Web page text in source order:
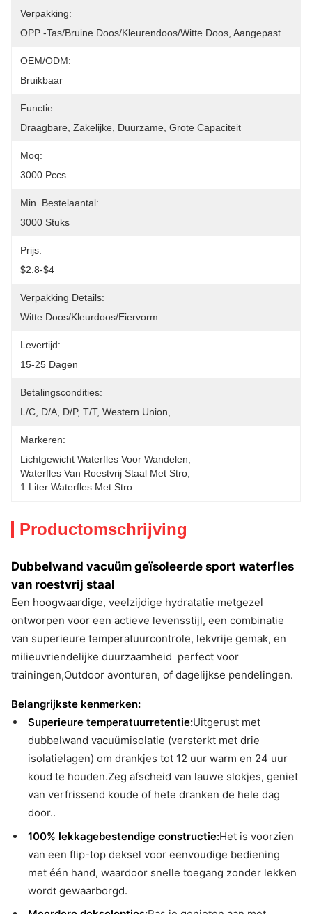
Verpakking:
OPP -tas/bruine Doos/kleurendoos/witte Doos, Aangepast
OEM/ODM:
Bruikbaar
Functie:
Draagbare, Zakelijke, Duurzame, Grote Capaciteit
Moq:
3000 Pccs
Min. Bestelaantal:
3000 Stuks
Prijs:
$2.8-$4
Verpakking Details:
Witte Doos/kleurdoos/eiervorm
Levertijd:
15-25 Dagen
Betalingscondities:
L/C, D/A, D/P, T/T, Western Union,
Markeren:
Lichtgewicht Waterfles Voor Wandelen
Waterfles Van Roestvrij Staal Met Stro
1 Liter Waterfles Met Stro
Productomschrijving
Dubbelwand vacuüm geïsoleerde sport waterfles
van roestvrij staal
Een hoogwaardige, veelzijdige hydratatie metgezel
ontworpen voor een actieve levensstijl, een combinatie
van superieure temperatuurcontrole, lekvrije gemak, en
milieuvriendelijke duurzaamheid  perfect voor
trainingen,Outdoor avonturen, of dagelijkse pendelingen.
Belangrijkste kenmerken:
Superieure temperatuurretentie:Uitgerust met
dubbelwand vacuümisolatie (versterkt met drie
isolatielagen) om drankjes tot 12 uur warm en 24 uur
koud te houden.Zeg afscheid van lauwe slokjes, geniet
van verfrissend koude of hete dranken de hele dag
door..
100% lekkagebestendige constructie:Het is voorzien
van een flip-top deksel voor eenvoudige bediening
met één hand, waardoor snelle toegang zonder lekken
wordt gewaarborgd.